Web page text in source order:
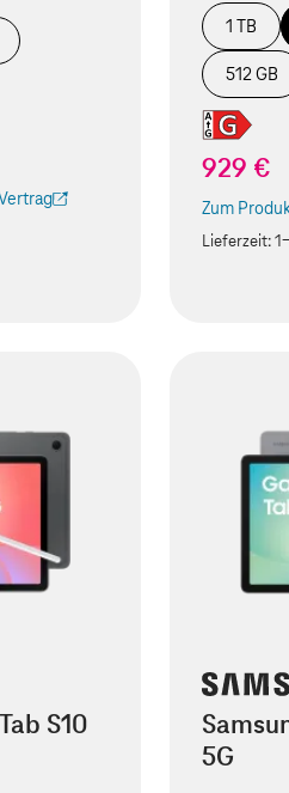
Tab geöffnet)
1 TB
512 GB
929 €
Zum
(Der Link
Lieferzeit:
S10
5G